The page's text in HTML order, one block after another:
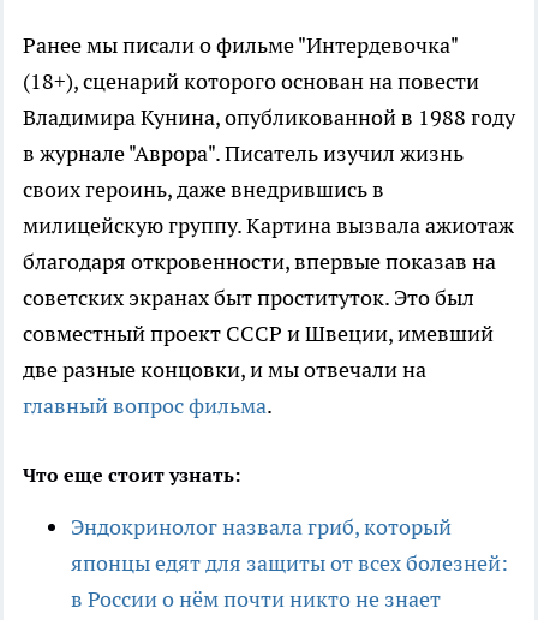
Ранее мы писали о фильме "Интердевочка"
(18+), сценарий которого основан на повести
Владимира Кунина, опубликованной в 1988 году
в журнале "Аврора". Писатель изучил жизнь
своих героинь, даже внедрившись в
милицейскую группу. Картина вызвала ажиотаж
благодаря откровенности, впервые показав на
советских экранах быт проституток. Это был
совместный проект СССР и Швеции, имевший
две разные концовки, и мы отвечали на
главный вопрос фильма.
Что еще стоит узнать:
Эндокринолог назвала гриб, который
японцы едят для защиты от всех болезней:
в России о нём почти никто не знает